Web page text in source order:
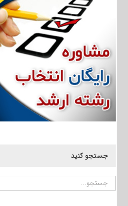
جستجو کنید
جستجو